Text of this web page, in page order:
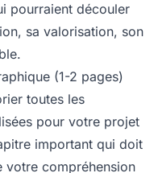
pourraient découler
sa valorisation, son
(1-2 pages)
toutes les
pour votre projet
important qui doit
votre compréhension